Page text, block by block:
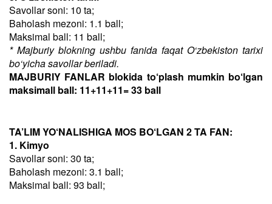
Savollar soni: 10 ta;
Baholash mezoni: 1.1 ball;
Maksimal ball: 11 ball;
* Majburiy blokning ushbu fanida faqat O‘zbekiston tarixi
bo‘yicha savollar beriladi.
MAJBURIY FANLAR blokida to‘plash mumkin bo‘lgan
maksimall ball: 11+11+11= 33 ball
TA’LIM YO‘NALISHIGA MOS BO‘LGAN 2 TA FAN:
1. Kimyo
Savollar soni: 30 ta;
Baholash mezoni: 3.1 ball;
Maksimal ball: 93 ball;